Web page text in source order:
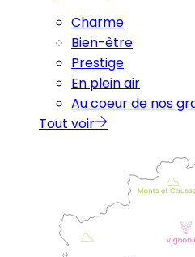
Charme
Bien-être
Prestige
En plein air
Au coeur de nos
Tout voir